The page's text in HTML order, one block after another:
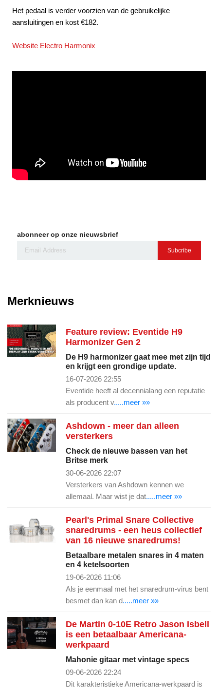
Het pedaal is verder voorzien van de gebruikelijke
aansluitingen en kost €182.
Website Electro Harmonix
abonneer op onze nieuwsbrief
Subcribe
Merknieuws
Feature review: Eventide H9
Harmonizer Gen 2
De H9 harmonizer gaat mee met zijn tijd
en krijgt een grondige update.
16-07-2026 22:55
Eventide heeft al decennialang een reputatie
als producent v.....meer »»
Ashdown - meer dan alleen
versterkers
Check de nieuwe bassen van het
Britse merk
30-06-2026 22:07
Versterkers van Ashdown kennen we
allemaal. Maar wist je dat.....meer »»
Pearl's Primal Snare Collective
snaredrums - een heus collectief
van 16 nieuwe snaredrums!
Betaalbare metalen snares in 4 maten
en 4 ketelsoorten
19-06-2026 11:06
Als je eenmaal met het snaredrum-virus bent
besmet dan kan d.....meer »»
De Martin 0-10E Retro Jason Isbell
is een betaalbaar Americana-
werkpaard
Mahonie gitaar met vintage specs
09-06-2026 22:24
Dit karakteristieke Americana-werkpaard is